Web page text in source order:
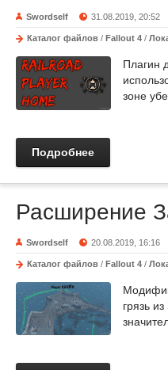
Swordself 31.08.2019, 20:52
Каталог файлов / Fallout 4 /
Плагин
зоне
Подробнее
Расширение
Swordself 20.08.2019, 16:16
Каталог файлов / Fallout 4 /
грязь